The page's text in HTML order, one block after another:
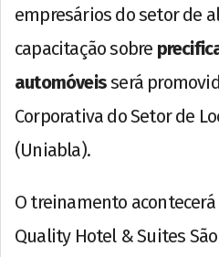
empresários do setor de
capacitação sobre
automóveisserá
Corporativa do Setor de
(Uniabla).
O treinamento acontecerá
Quality Hotel & Suites